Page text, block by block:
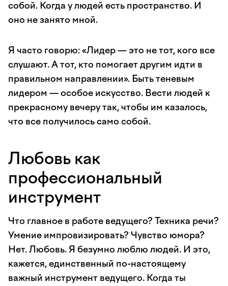
собой. Когда у людей есть пространство. И
оно не занято мной.
Я часто говорю: «Лидер — это не тот, кого все
слушают. А тот, кто помогает другим идти в
правильном направлении». Быть теневым
лидером — особое искусство. Вести людей к
прекрасному вечеру так, чтобы им казалось,
что все получилось само собой.
Любовь как
профессиональный
инструмент
Что главное в работе ведущего? Техника речи?
Умение импровизировать? Чувство юмора?
Нет. Любовь. Я безумно люблю людей. И это,
кажется, единственный по-настоящему
важный инструмент ведущего. Когда ты